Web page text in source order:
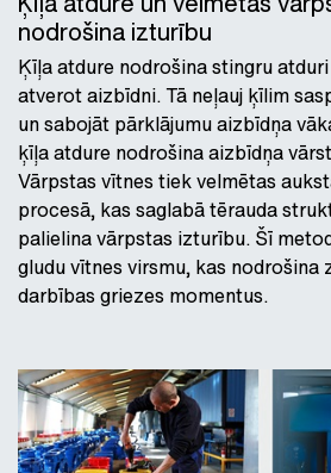
nodrošina izturību
Ķīļa atdure nodrošina stingru
atverot aizbīdni. Tā neļauj ķīlim
un sabojāt pārklājumu aizbīdņa
ķīļa atdure nodrošina aizbīdņa
Vārpstas vītnes tiek velmētas
procesā, kas saglabā tērauda
palielina vārpstas izturību. Šī
gludu vītnes virsmu, kas nodrošina
darbības griezes momentus.